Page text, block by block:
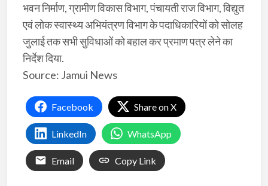
भवन निर्माण, ग्रामीण विकास विभाग, पंचायती राज विभाग, विद्युत
एवं लोक स्वास्थ्य अभियंत्रण विभाग के पदाधिकारियों को सोलह
जुलाई तक सभी सुविधाओं को बहाल कर प्रमाण पत्र लेने का
निर्देश दिया.
Source: Jamui News
Facebook Share on X
LinkedIn WhatsApp
Email Copy Link